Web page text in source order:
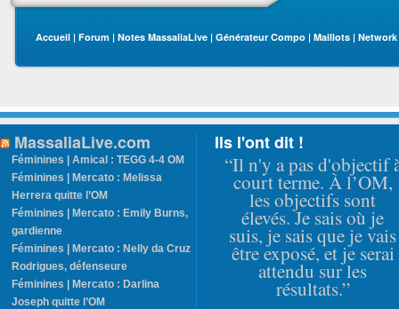
Accueil | Forum | Notes MassaliaLive | Générateur Compo | Maillots | Network
MassaliaLive.com
Féminines | Amical : TEGG 4-4 OM
Féminines | Mercato : Melissa
Herrera quitte l’OM
Féminines | Mercato : Emily Burns,
gardienne
Féminines | Mercato : Nelly da Cruz
Rodrigues, défenseure
Féminines | Mercato : Darlina
Joseph quitte l’OM
Ils l'ont dit !
“Il n'y a pas d'objectif
court terme. À l’OM,
les objectifs sont
élevés. Je sais où je
suis, je sais que je vais
être exposé, et je serai
attendu sur les
résultats.”